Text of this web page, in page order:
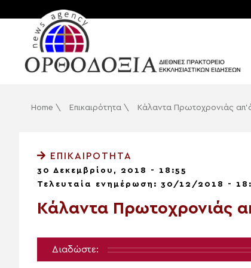
Home \ Επικαιρότητα \ Κάλαντα Πρωτοχρονιάς
ΕΠΙΚΑΙΡΌΤΗΤΑ
30 Δεκεμβρίου, 2018 - 18:55
Τελευταία ενημέρωση: 30/12/2018 -
Κάλαντα Πρωτοχρονιάς
Διαδώστε: